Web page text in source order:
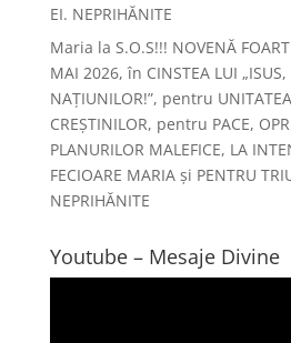
EI. NEPRIHĂNITE
Maria la S.O.S!!! NOVENĂ
MAI 2026, în CINSTEA LUI „ISUS,
NAȚIUNILOR!”, pentru
CREȘTINILOR, pentru PACE,
PLANURILOR MALEFICE, LA
FECIOARE MARIA și PENTRU
NEPRIHĂNITE
Youtube – Mesaje Divine